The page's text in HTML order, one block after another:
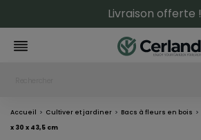
Livraison offerte !
Accueil Cultiver et jardiner Bacs à fleurs en bois
x 30 x 43,5 cm